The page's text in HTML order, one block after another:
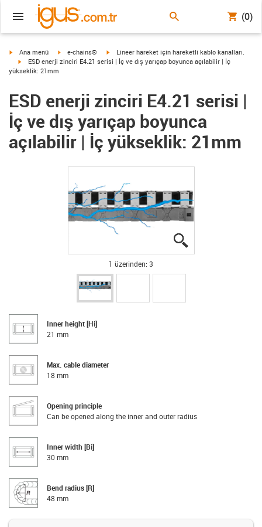
(0)
igus-icon-arrow-right
Ana menü igus-icon-arrow-right
e-chains® igus-icon-arrow-right
Lineer hareket için hareketli kablo kanalları.
igus-icon-arrow-right
ESD enerji zinciri E4.21 serisi | İç ve dış yarıçap boyunca açılabilir | İç
yükseklik: 21mm
ESD enerji zinciri E4.21 serisi |
İç ve dış yarıçap boyunca
açılabilir | İç yükseklik: 21mm
1 üzerinden: 3
Inner height [Hi]
21 mm
Max. cable diameter
18 mm
Opening principle
Can be opened along the inner and outer radius
Inner width [Bi]
30 mm
Bend radius [R]
48 mm